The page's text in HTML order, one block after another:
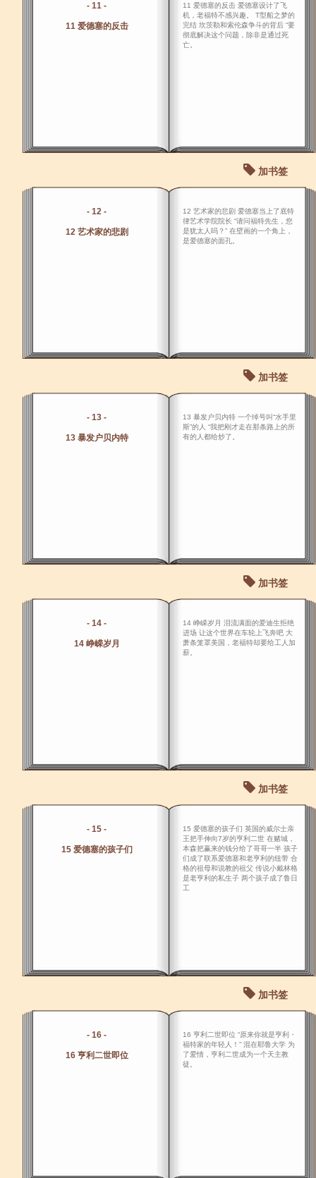
- 11 -
11 爱德塞的反击
11 爱德塞的反击 爱德塞设计了飞
机，老福特不感兴趣。 T型船之梦的
完结 坎茨勒和索伦森争斗的背后 “要
彻底解决这个问题，除非是通过死
亡。
加书签
- 12 -
12 艺术家的悲剧
12 艺术家的悲剧 爱德塞当上了底特
律艺术学院院长 “请问福特先生，您
是犹太人吗？” 在壁画的一个角上，
是爱德塞的面孔。
加书签
- 13 -
13 暴发户贝内特
13 暴发户贝内特 一个绰号叫“水手里
斯”的人 “我把刚才走在那条路上的所
有的人都给炒了。
加书签
- 14 -
14 峥嵘岁月
14 峥嵘岁月 泪流满面的爱迪生拒绝
进场 让这个世界在车轮上飞奔吧 大
萧条笼罩美国，老福特却要给工人加
薪。
加书签
- 15 -
15 爱德塞的孩子们
15 爱德塞的孩子们 英国的威尔士亲
王把手伸向7岁的亨利二世 在赌城，
本森把赢来的钱分给了哥哥一半 孩子
们成了联系爱德塞和老亨利的纽带 合
格的祖母和说教的祖父 传说小戴林格
是老亨利的私生子 两个孩子成了鲁日
工
加书签
- 16 -
16 亨利二世即位
16 亨利二世即位 “原来你就是亨利・
福特家的年轻人！” 混在耶鲁大学 为
了爱情，亨利二世成为一个天主教
徒。